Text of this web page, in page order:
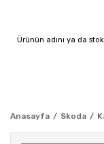
Anasayfa Skoda